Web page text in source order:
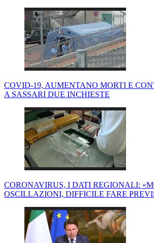
COVID-19, AUMENTANO MORTI E
A SASSARI DUE INCHIESTE
CORONAVIRUS, I DATI REGIONALI:
OSCILLAZIONI, DIFFICILE FARE